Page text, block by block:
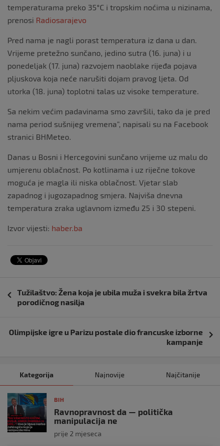
temperaturama preko 35°C i tropskim noćima u nizinama,
prenosi Radiosarajevo
Pred nama je nagli porast temperatura iz dana u dan.
Vrijeme pretežno sunčano, jedino sutra (16. juna) i u
ponedeljak (17. juna) razvojem naoblake rijeđa pojava
pljuskova koja neće narušiti dojam pravog ljeta. Od
utorka (18. juna) toplotni talas uz visoke temperature.
Sa nekim većim padavinama smo završili, tako da je pred
nama period sušnijeg vremena”, napisali su na Facebook
stranici BHMeteo.
Danas u Bosni i Hercegovini sunčano vrijeme uz malu do
umjerenu oblačnost. Po kotlinama i uz riječne tokove
moguća je magla ili niska oblačnost. Vjetar slab
zapadnog i jugozapadnog smjera. Najviša dnevna
temperatura zraka uglavnom između 25 i 30 stepeni.
Izvor vijesti: haber.ba
objava
Tužilaštvo: Žena koja je ubila muža i svekra bila žrtva
porodičnog nasilja
Olimpijske igre u Parizu postale dio francuske izborne
kampanje
Kategorija Najnovije Najčitanije
BIH
Ravnopravnost da — politička
manipulacija ne
prije 2 mjeseca